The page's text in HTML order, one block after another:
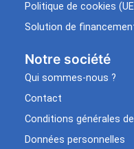
Politique de cookies
Solution de
Notre société
Qui sommes-nous ?
Contact
Conditions générales
Données personnelles